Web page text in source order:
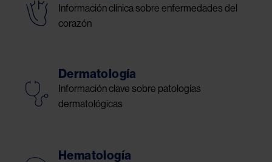
Información clínica sobre enfermedades del
corazón
Dermatología
Información clave sobre patologías
dermatológicas
Hematología